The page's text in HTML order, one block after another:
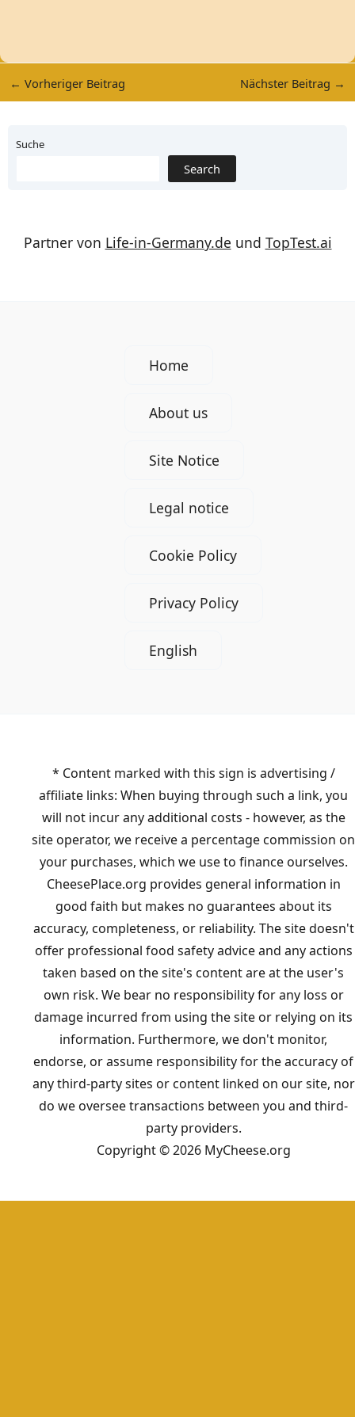
← Vorheriger Beitrag Nächster Beitrag →
Suche
Search
Partner von Life-in-Germany.de und TopTest.ai
Home
About us
Site Notice
Legal notice
Cookie Policy
Privacy Policy
English
* Content marked with this sign is advertising /
affiliate links: When buying through such a link, you
will not incur any additional costs - however, as the
site operator, we receive a percentage commission on
your purchases, which we use to finance ourselves.
CheesePlace.org provides general information in
good faith but makes no guarantees about its
accuracy, completeness, or reliability. The site doesn't
offer professional food safety advice and any actions
taken based on the site's content are at the user's
own risk. We bear no responsibility for any loss or
damage incurred from using the site or relying on its
information. Furthermore, we don't monitor,
endorse, or assume responsibility for the accuracy of
any third-party sites or content linked on our site, nor
do we oversee transactions between you and third-
party providers.
Copyright © 2026 MyCheese.org